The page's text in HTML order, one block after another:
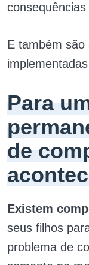
E também são
Para
de
Existem
seus filhos
problema de